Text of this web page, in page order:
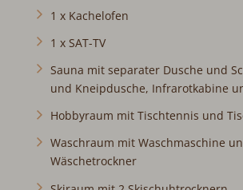
1 x SAT-TV
Sauna mit separater Dusche und
Kneipdusche, Infrarotkabine und
Hobbyraum mit Tischtennis und
Waschraum mit Waschmaschine und